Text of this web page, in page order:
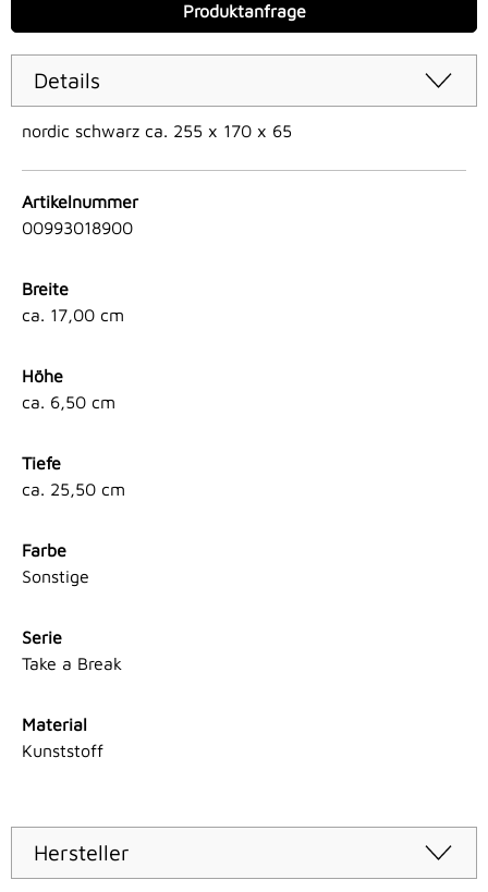
Produktanfrage
Details
nordic schwarz ca. 255 x 170 x 65
Artikelnummer
00993018900
Breite
ca. 17,00 cm
Höhe
ca. 6,50 cm
Tiefe
ca. 25,50 cm
Farbe
Sonstige
Serie
Take a Break
Material
Kunststoff
Hersteller